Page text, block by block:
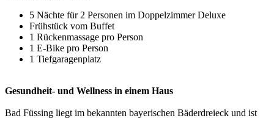
5 Nächte für 2 Personen im Doppelzimmer Deluxe
Frühstück vom Buffet
1 Rückenmassage pro Person
1 E-Bike pro Person
1 Tiefgaragenplatz
Gesundheit- und Wellness in einem Haus
Bad Füssing liegt im bekannten bayerischen Bäderdreieck und ist